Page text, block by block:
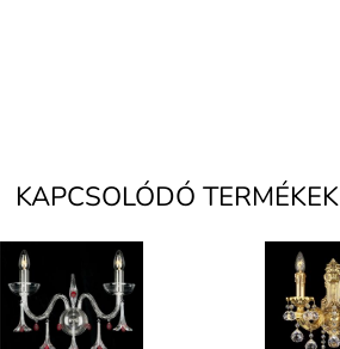
KAPCSOLÓDÓ TERMÉKEK